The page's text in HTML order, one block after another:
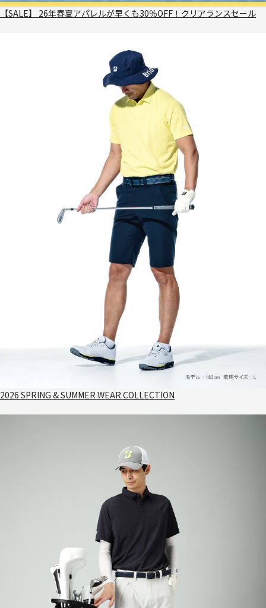
【SALE】 26年春夏アパレルが早くも30％OFF！クリアランスセール
2026 SPRING & SUMMER WEAR COLLECTION